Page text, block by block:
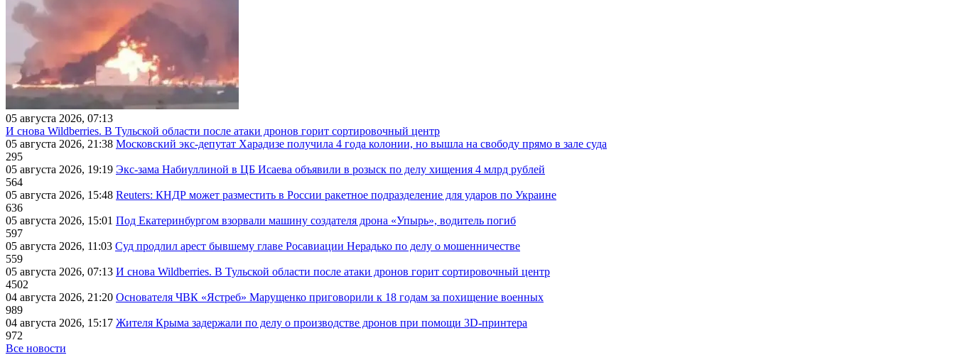
05 августа 2026, 07:13
И снова Wildberries. В Тульской области после атаки дронов горит сортировочный центр
05 августа 2026, 21:38 Московский экс-депутат Харадизе получила 4 года колонии, но вышла на свободу прямо в зале суда
295
05 августа 2026, 19:19 Экс-зама Набиуллиной в ЦБ Исаева объявили в розыск по делу хищения 4 млрд рублей
564
05 августа 2026, 15:48 Reuters: КНДР может разместить в России ракетное подразделение для ударов по Украине
636
05 августа 2026, 15:01 Под Екатеринбургом взорвали машину создателя дрона «Упырь», водитель погиб
597
05 августа 2026, 11:03 Суд продлил арест бывшему главе Росавиации Нерадько по делу о мошенничестве
559
05 августа 2026, 07:13 И снова Wildberries. В Тульской области после атаки дронов горит сортировочный центр
4502
04 августа 2026, 21:20 Основателя ЧВК «Ястреб» Марущенко приговорили к 18 годам за похищение военных
989
04 августа 2026, 15:17 Жителя Крыма задержали по делу о производстве дронов при помощи 3D‑принтера
972
Все новости